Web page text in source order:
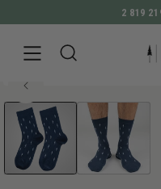
ALLER 2 819
ALLER À
Ouvrir
le
média
modal